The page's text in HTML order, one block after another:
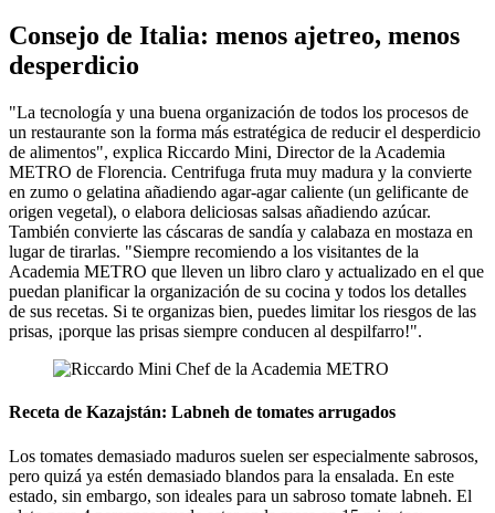
Consejo de Italia: menos ajetreo, menos
desperdicio
"La tecnología y una buena organización de todos los procesos de
un restaurante son la forma más estratégica de reducir el desperdicio
de alimentos", explica Riccardo Mini, Director de la Academia
METRO de Florencia. Centrifuga fruta muy madura y la convierte
en zumo o gelatina añadiendo agar-agar caliente (un gelificante de
origen vegetal), o elabora deliciosas salsas añadiendo azúcar.
También convierte las cáscaras de sandía y calabaza en mostaza en
lugar de tirarlas. "Siempre recomiendo a los visitantes de la
Academia METRO que lleven un libro claro y actualizado en el que
puedan planificar la organización de su cocina y todos los detalles
de sus recetas. Si te organizas bien, puedes limitar los riesgos de las
prisas, ¡porque las prisas siempre conducen al despilfarro!".
Receta de Kazajstán: Labneh de tomates arrugados
Los tomates demasiado maduros suelen ser especialmente sabrosos,
pero quizá ya estén demasiado blandos para la ensalada. En este
estado, sin embargo, son ideales para un sabroso tomate labneh. El